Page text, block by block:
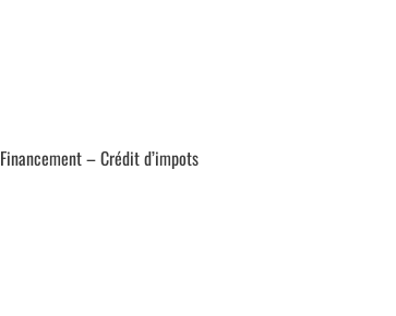
Financement – Crédit d’impots